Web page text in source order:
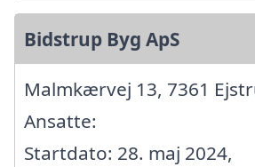
Bidstrup Byg ApS
Malmkærvej 13, 7361
Ansatte:
Startdato: 28. maj 2024,